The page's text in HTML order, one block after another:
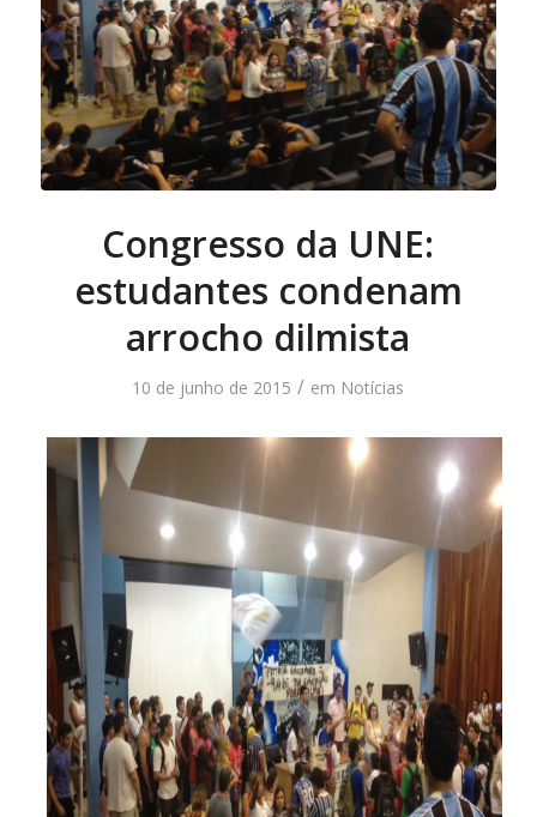
Congresso da UNE:
estudantes condenam
arrocho dilmista
10 de junho de 2015 / em Notícias